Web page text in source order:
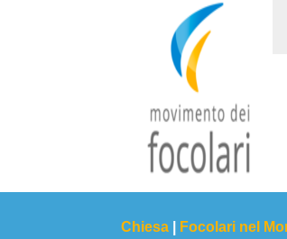
Chiesa Focolari nel